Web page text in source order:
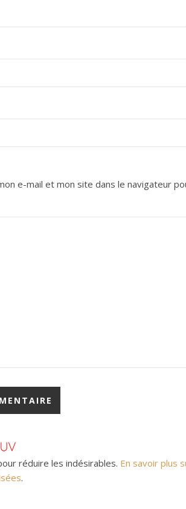
e-mail et mon site dans le navigateur
réduire les indésirables. En savoir plus
.